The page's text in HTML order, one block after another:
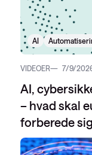
AI
VIDEOER 7/9/
AI,
– hvad skal
forberede